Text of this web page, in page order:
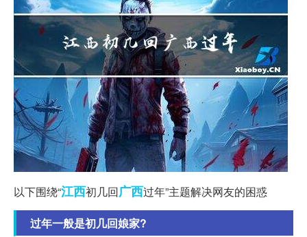
以下围绕“江西初几回广西过年”主题解决网友的困惑
过年一般是初几回娘家?